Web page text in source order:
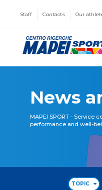
Staff Contacts Our
News
MAPEI SPORT - Service
performance and well-
TOPIC